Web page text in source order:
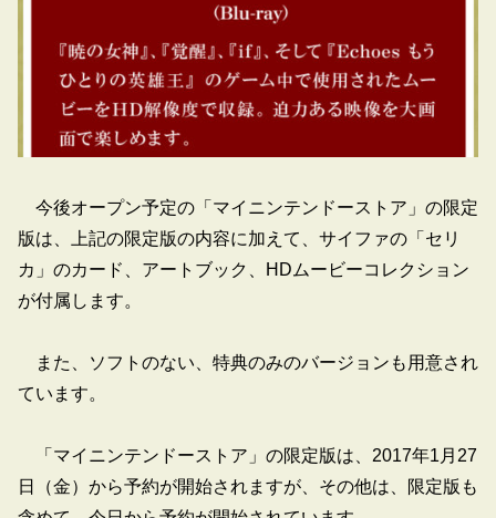
今後オープン予定の「マイニンテンドーストア」の限定
版は、上記の限定版の内容に加えて、サイファの「セリ
カ」のカード、アートブック、HDムービーコレクション
が付属します。
また、ソフトのない、特典のみのバージョンも用意され
ています。
「マイニンテンドーストア」の限定版は、2017年1月27
日（金）から予約が開始されますが、その他は、限定版も